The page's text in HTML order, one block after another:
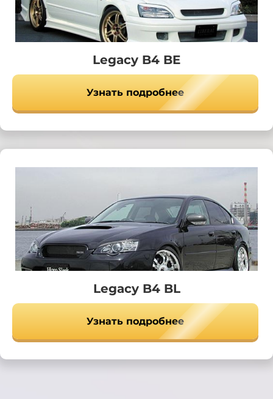
Legacy B4 BE
Узнать подробнее
Legacy B4 BL
Узнать подробнее